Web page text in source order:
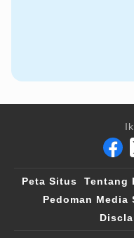
Peta Situs Tentang
Pedoman Media